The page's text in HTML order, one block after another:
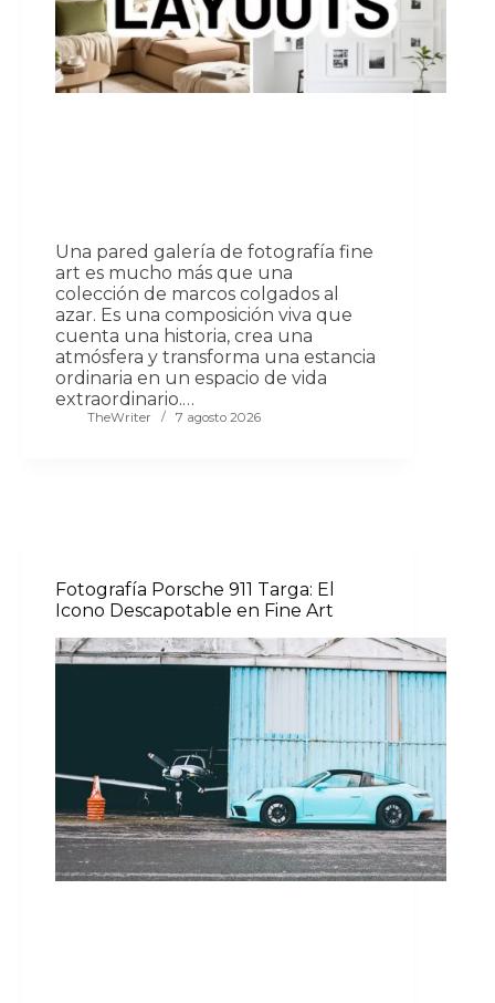
Una pared galería de fotografía fine
art es mucho más que una
colección de marcos colgados al
azar. Es una composición viva que
cuenta una historia, crea una
atmósfera y transforma una estancia
ordinaria en un espacio de vida
extraordinario.…
TheWriter 7 agosto 2026
Fotografía Porsche 911 Targa: El
Icono Descapotable en Fine Art